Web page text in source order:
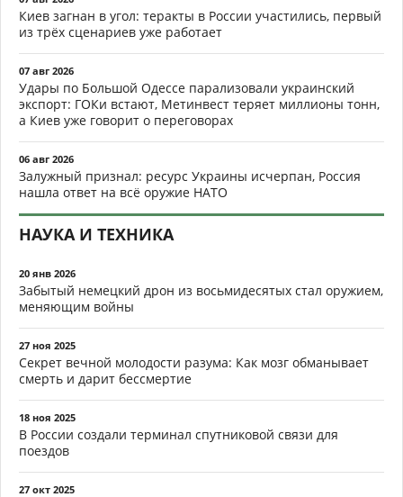
Киев загнан в угол: теракты в России участились, первый
из трёх сценариев уже работает
07 авг 2026
Удары по Большой Одессе парализовали украинский
экспорт: ГОКи встают, Метинвест теряет миллионы тонн,
а Киев уже говорит о переговорах
06 авг 2026
Залужный признал: ресурс Украины исчерпан, Россия
нашла ответ на всё оружие НАТО
НАУКА И ТЕХНИКА
20 янв 2026
Забытый немецкий дрон из восьмидесятых стал оружием,
меняющим войны
27 ноя 2025
Секрет вечной молодости разума: Как мозг обманывает
смерть и дарит бессмертие
18 ноя 2025
В России создали терминал спутниковой связи для
поездов
27 окт 2025